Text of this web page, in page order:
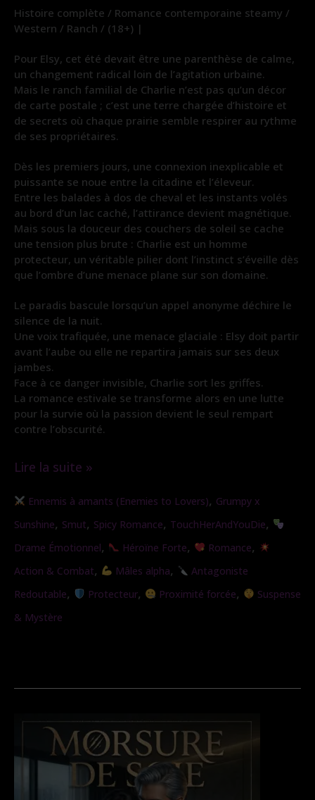
Histoire complète / Romance contemporaine steamy /
Western / Ranch / (18+) |
Pour Elsy, cet été devait être une parenthèse de calme,
un changement radical loin de l’agitation urbaine.
Mais le ranch familial de Charlie n’est pas qu’un décor
de carte postale ; c’est une terre chargée d’histoire et
de secrets où chaque prairie semble respirer au rythme
de ses propriétaires.
Dès les premiers jours, une connexion inexplicable et
puissante se noue entre la citadine et l’éleveur.
Entre les balades à dos de cheval et les instants volés
au bord d’un lac caché, l’attirance devient magnétique.
Mais sous la douceur des couchers de soleil se cache
une tension plus brute : Charlie est un homme
protecteur, un véritable pilier dont l’instinct s’éveille dès
que l’ombre d’une menace plane sur son domaine.
Le paradis bascule lorsqu’un appel anonyme déchire le
silence de la nuit.
Une voix trafiquée, une menace glaciale : Elsy doit partir
avant l’aube ou elle ne repartira jamais sur ses deux
jambes.
Face à ce danger invisible, Charlie sort les griffes.
La romance estivale se transforme alors en une lutte
pour la survie où la passion devient le seul rempart
contre l’obscurité.
Lire la suite »
Ennemis à amants (Enemies to Lovers), Grumpy x
Sunshine, Smut, Spicy Romance, TouchHerAndYouDie,
Drame Émotionnel, Héroïne Forte, Romance,
Action & Combat, Mâles alpha,
Antagoniste
Redoutable, Protecteur, Proximité forcée,
Suspense
& Mystère